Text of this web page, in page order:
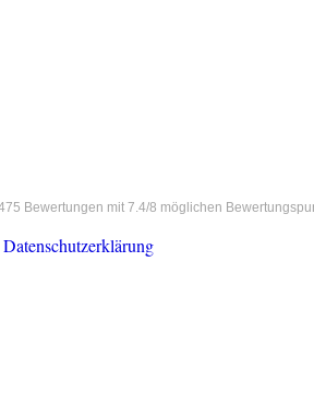
Bewertungen mit 7.4/8 möglichen